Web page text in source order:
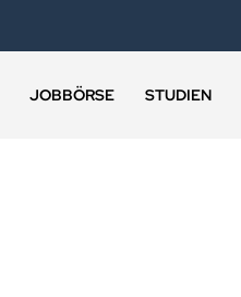
JOBBÖRSE STUDIEN